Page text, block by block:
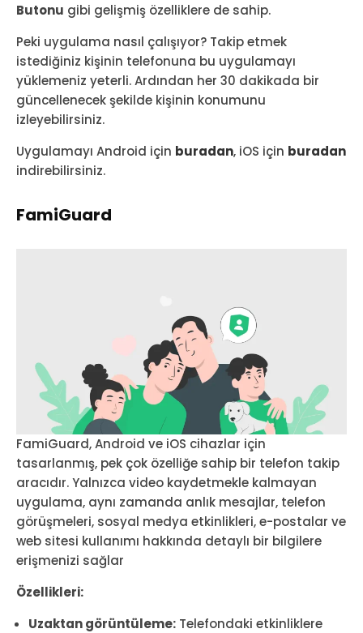
Butonu gibi gelişmiş özelliklere de sahip.
Peki uygulama nasıl çalışıyor? Takip etmek
istediğiniz kişinin telefonuna bu uygulamayı
yüklemeniz yeterli. Ardından her 30 dakikada bir
güncellenecek şekilde kişinin konumunu
izleyebilirsiniz.
Uygulamayı Android için buradan, iOS için buradan
indirebilirsiniz.
FamiGuard
FamiGuard, Android ve iOS cihazlar için
tasarlanmış, pek çok özelliğe sahip bir telefon takip
aracıdır. Yalnızca video kaydetmekle kalmayan
uygulama, aynı zamanda anlık mesajlar, telefon
görüşmeleri, sosyal medya etkinlikleri, e-postalar ve
web sitesi kullanımı hakkında detaylı bir bilgilere
erişmenizi sağlar
Özellikleri:
Uzaktan görüntüleme: Telefondaki etkinliklere